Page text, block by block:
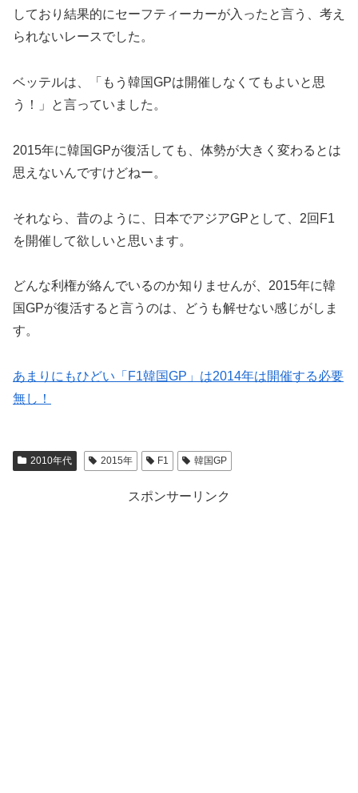
しており結果的にセーフティーカーが入ったと言う、考え
られないレースでした。
ベッテルは、「もう韓国GPは開催しなくてもよいと思
う！」と言っていました。
2015年に韓国GPが復活しても、体勢が大きく変わるとは
思えないんですけどねー。
それなら、昔のように、日本でアジアGPとして、2回F1
を開催して欲しいと思います。
どんな利権が絡んでいるのか知りませんが、2015年に韓
国GPが復活すると言うのは、どうも解せない感じがしま
す。
あまりにもひどい「F1韓国GP」は2014年は開催する必要
無し！
2010年代 2015年 F1 韓国GP
スポンサーリンク